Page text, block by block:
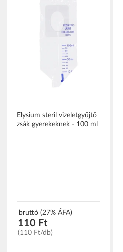
Elysium steril vizeletgyűjtő
zsák gyerekeknek - 100 ml
bruttó (27% ÁFA)
110 Ft
(110 Ft/db)